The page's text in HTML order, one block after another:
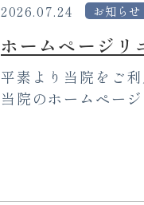
2026.07.24 お知らせ
ホームページリ
平素より当院をご
当院のホームペー